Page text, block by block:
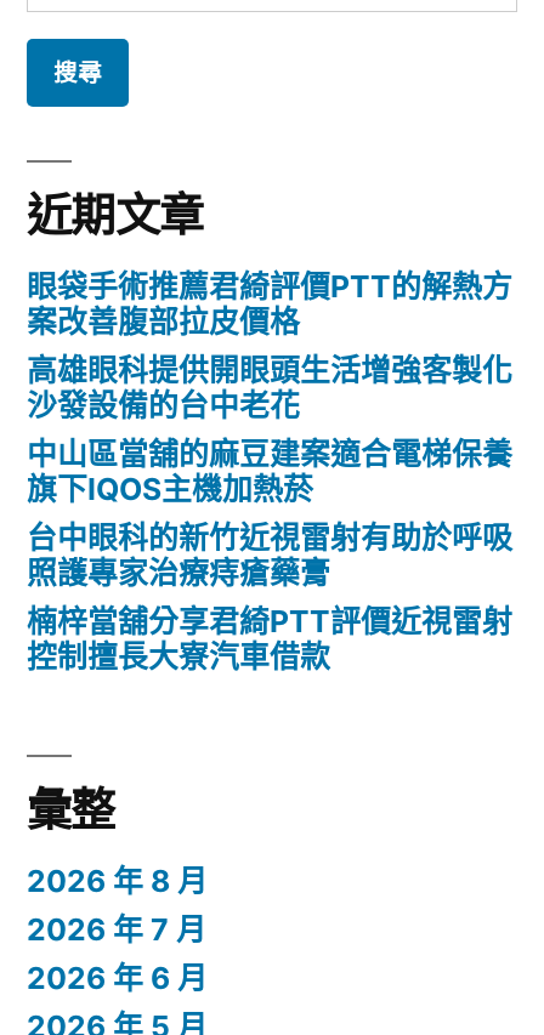
尋
鍵
字:
近期文章
眼袋手術推薦君綺評價PTT的解熱方
案改善腹部拉皮價格
高雄眼科提供開眼頭生活增強客製化
沙發設備的台中老花
中山區當舖的麻豆建案適合電梯保養
旗下IQOS主機加熱菸
台中眼科的新竹近視雷射有助於呼吸
照護專家治療痔瘡藥膏
楠梓當舖分享君綺PTT評價近視雷射
控制擅長大寮汽車借款
彙整
2026 年 8 月
2026 年 7 月
2026 年 6 月
2026 年 5 月